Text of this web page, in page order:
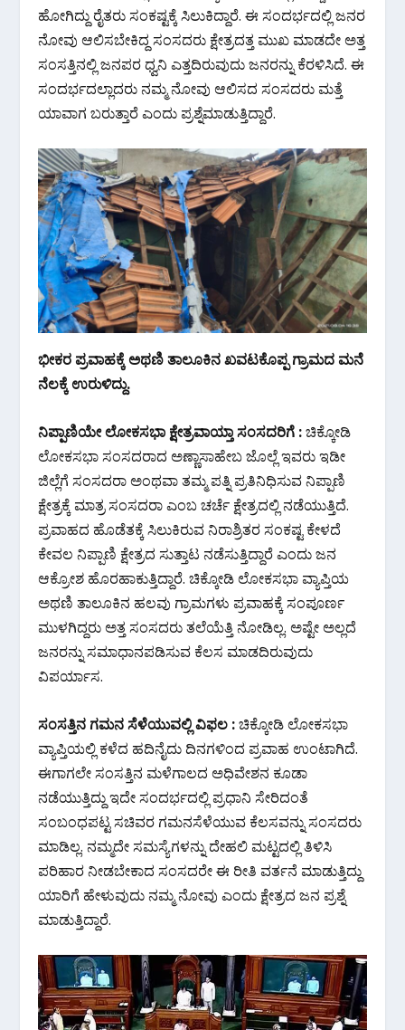
ಹೋಗಿದ್ದು ರೈತರು ಸಂಕಷ್ಟಕ್ಕೆ ಸಿಲುಕಿದ್ದಾರೆ. ಈ ಸಂದರ್ಭದಲ್ಲಿ ಜನರ
ನೋವು ಆಲಿಸಬೇಕಿದ್ದ ಸಂಸದರು ಕ್ಷೇತ್ರದತ್ತ ಮುಖ ಮಾಡದೇ ಅತ್ತ
ಸಂಸತ್ತಿನಲ್ಲಿ ಜನಪರ ಧ್ವನಿ ಎತ್ತದಿರುವುದು ಜನರನ್ನು ಕೆರಳಿಸಿದೆ. ಈ
ಸಂದರ್ಭದಲ್ಲಾದರು ನಮ್ಮ ನೋವು ಆಲಿಸದ ಸಂಸದರು ಮತ್ತೆ
ಯಾವಾಗ ಬರುತ್ತಾರೆ ಎಂದು ಪ್ರಶ್ನೆಮಾಡುತ್ತಿದ್ದಾರೆ.
ಭೀಕರ ಪ್ರವಾಹಕ್ಕೆ ಅಥಣಿ ತಾಲೂಕಿನ ಖವಟಕೊಪ್ಪ ಗ್ರಾಮದ ಮನೆ
ನೆಲಕ್ಕೆ ಉರುಳಿದ್ದು.
ನಿಪ್ಪಾಣಿಯೇ ಲೋಕಸಭಾ ಕ್ಷೇತ್ರವಾಯ್ತಾ ಸಂಸದರಿಗೆ :ಚಿಕ್ಕೋಡಿ
ಲೋಕಸಭಾ ಸಂಸದರಾದ ಅಣ್ಣಾಸಾಹೇಬ ಜೊಲ್ಲೆ ಇವರು ಇಡೀ
ಜಿಲ್ಲೆಗೆ ಸಂಸದರಾ ಅಂಥವಾ ತಮ್ಮ ಪತ್ನಿ ಪ್ರತಿನಿಧಿಸುವ ನಿಪ್ಪಾಣಿ
ಕ್ಷೇತ್ರಕ್ಕೆ ಮಾತ್ರ ಸಂಸದರಾ ಎಂಬ ಚರ್ಚೆ ಕ್ಷೇತ್ರದಲ್ಲಿ ನಡೆಯುತ್ತಿದೆ.
ಪ್ರವಾಹದ ಹೊಡೆತಕ್ಕೆ ಸಿಲುಕಿರುವ ನಿರಾಶ್ರಿತರ ಸಂಕಷ್ಟ ಕೇಳದೆ
ಕೇವಲ ನಿಪ್ಪಾಣಿ ಕ್ಷೇತ್ರದ ಸುತ್ತಾಟ ನಡೆಸುತ್ತಿದ್ದಾರೆ ಎಂದು ಜನ
ಆಕ್ರೋಶ ಹೊರಹಾಕುತ್ತಿದ್ದಾರೆ. ಚಿಕ್ಕೋಡಿ ಲೋಕಸಭಾ ವ್ಯಾಪ್ತಿಯ
ಅಥಣಿ ತಾಲೂಕಿನ ಹಲವು ಗ್ರಾಮಗಳು ಪ್ರವಾಹಕ್ಕೆ ಸಂಪೂರ್ಣ
ಮುಳಗಿದ್ದರು ಅತ್ತ ಸಂಸದರು ತಲೆಯೆತ್ತಿ ನೋಡಿಲ್ಲ. ಅಷ್ಟೇ ಅಲ್ಲದೆ
ಜನರನ್ನು ಸಮಾಧಾನಪಡಿಸುವ ಕೆಲಸ ಮಾಡದಿರುವುದು
ವಿಪರ್ಯಾಸ.
ಸಂಸತ್ತಿನ ಗಮನ ಸೆಳೆಯುವಲ್ಲಿ ವಿಫಲ :ಚಿಕ್ಕೋಡಿ ಲೋಕಸಭಾ
ವ್ಯಾಪ್ತಿಯಲ್ಲಿ ಕಳೆದ ಹದಿನೈದು ದಿನಗಳಿಂದ ಪ್ರವಾಹ ಉಂಟಾಗಿದೆ.
ಈಗಾಗಲೇ ಸಂಸತ್ತಿನ ಮಳೆಗಾಲದ ಅಧಿವೇಶನ ಕೂಡಾ
ನಡೆಯುತ್ತಿದ್ದು ಇದೇ ಸಂದರ್ಭದಲ್ಲಿ ಪ್ರಧಾನಿ ಸೇರಿದಂತೆ
ಸಂಬಂಧಪಟ್ಟ ಸಚಿವರ ಗಮನಸೆಳೆಯುವ ಕೆಲಸವನ್ನು ಸಂಸದರು
ಮಾಡಿಲ್ಲ. ನಮ್ಮದೇ ಸಮಸ್ಯೆಗಳನ್ನು ದೇಹಲಿ ಮಟ್ಟದಲ್ಲಿ ತಿಳಿಸಿ
ಪರಿಹಾರ ನೀಡಬೇಕಾದ ಸಂಸದರೇ ಈ ರೀತಿ ವರ್ತನೆ ಮಾಡುತ್ತಿದ್ದು
ಯಾರಿಗೆ ಹೇಳುವುದು ನಮ್ಮ ನೋವು ಎಂದು ಕ್ಷೇತ್ರದ ಜನ ಪ್ರಶ್ನೆ
ಮಾಡುತ್ತಿದ್ದಾರೆ.